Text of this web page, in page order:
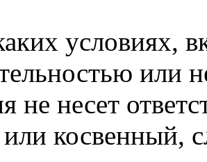
условиях,
или
не несет
косвенный,